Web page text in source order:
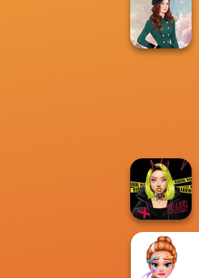
Spin The Bottle
Style Exchange...
Urban Glam
Warriors